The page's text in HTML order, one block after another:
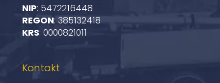
NIP: 5472216448
REGON: 385132418
KRS: 0000821011
Kontakt